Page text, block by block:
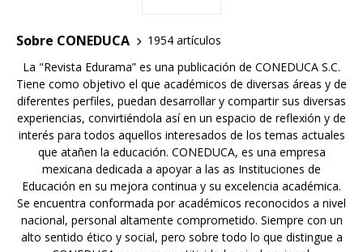
Sobre CONEDUCA
1954 artículos
La "Revista Edurama” es una publicación de CONEDUCA S.C.
Tiene como objetivo el que académicos de diversas áreas y de
diferentes perfiles, puedan desarrollar y compartir sus diversas
experiencias, convirtiéndola así en un espacio de reflexión y de
interés para todos aquellos interesados de los temas actuales
que atañen la educación. CONEDUCA, es una empresa
mexicana dedicada a apoyar a las as Instituciones de
Educación en su mejora continua y su excelencia académica.
Se encuentra conformada por académicos reconocidos a nivel
nacional, personal altamente comprometido. Siempre con un
alto sentido ético y social, pero sobre todo lo que distingue a